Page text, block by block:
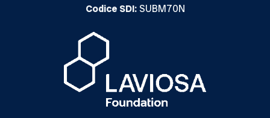
Codice SDI:SUBM70N